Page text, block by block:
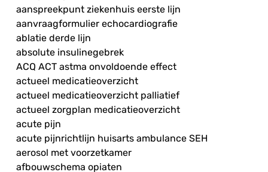
aanspreekpunt ziekenhuis eerste lijn
aanvraagformulier echocardiografie
ablatie derde lijn
absolute insulinegebrek
ACQ ACT astma onvoldoende effect
actueel medicatieoverzicht
actueel medicatieoverzicht palliatief
actueel zorgplan medicatieoverzicht
acute pijn
acute pijnrichtlijn huisarts ambulance SEH
aerosol met voorzetkamer
afbouwschema opiaten